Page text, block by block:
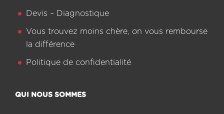
Devis – Diagnostique
Vous trouvez moins chère, on vous rembourse
la différence
Politique de confidentialité
QUI NOUS SOMMES